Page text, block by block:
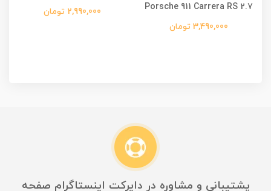
Porsche 911 Carrera RS 2.7
3,490,000 تومان
2,990,000 تومان
پشتیبانی و مشاوره در دایرکت اینستاگرام صفحه